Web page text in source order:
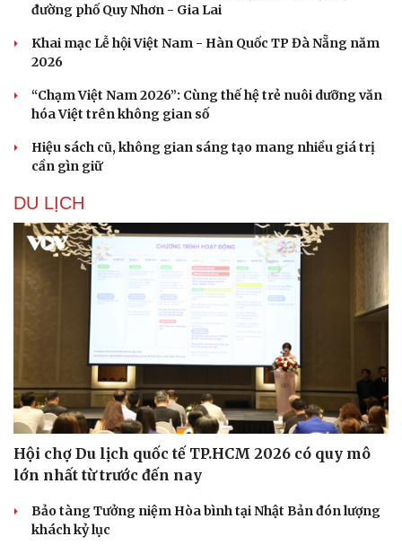
Cải chính
đường phố Quy Nhơn - Gia Lai
Khai mạc Lễ hội Việt Nam - Hàn Quốc TP Đà Nẵng năm
2026
“Chạm Việt Nam 2026”: Cùng thế hệ trẻ nuôi dưỡng văn
hóa Việt trên không gian số
Hiệu sách cũ, không gian sáng tạo mang nhiều giá trị
cần gìn giữ
DU LỊCH
Hội chợ Du lịch quốc tế TP.HCM 2026 có quy mô
lớn nhất từ trước đến nay
Bảo tàng Tưởng niệm Hòa bình tại Nhật Bản đón lượng
khách kỷ lục